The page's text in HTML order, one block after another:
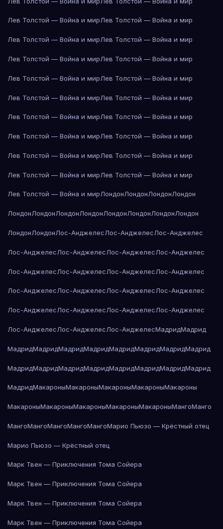
Лев Толстой — Война и мирЛев Толстой — Война и мир
Лев Толстой — Война и мирЛев Толстой — Война и мир
Лев Толстой — Война и мирЛев Толстой — Война и мир
Лев Толстой — Война и мирЛев Толстой — Война и мир
Лев Толстой — Война и мирЛев Толстой — Война и мир
Лев Толстой — Война и мирЛев Толстой — Война и мир
Лев Толстой — Война и мирЛев Толстой — Война и мир
Лев Толстой — Война и мирЛев Толстой — Война и мир
Лев Толстой — Война и мирЛев Толстой — Война и мир
Лев Толстой — Война и мирЛондонЛондонЛондонЛондон
ЛондонЛондонЛондонЛондонЛондонЛондонЛондонЛондон
ЛондонЛондонЛос-АнджелесЛос-АнджелесЛос-Анджелес
Лос-АнджелесЛос-АнджелесЛос-АнджелесЛос-Анджелес
Лос-АнджелесЛос-АнджелесЛос-АнджелесЛос-Анджелес
Лос-АнджелесЛос-АнджелесЛос-АнджелесЛос-Анджелес
Лос-АнджелесЛос-АнджелесЛос-АнджелесЛос-Анджелес
Лос-АнджелесЛос-АнджелесЛос-АнджелесМадридМадрид
МадридМадридМадридМадридМадридМадридМадридМадрид
МадридМадридМадридМадридМадридМадридМадридМадрид
МадридМакароныМакароныМакароныМакароныМакароны
МакароныМакароныМакароныМакароныМакароныМангоМанго
МангоМангоМангоМангоМангоМарио Пьюзо — Крёстный отец
Марио Пьюзо — Крёстный отец
Марк Твен — Приключения Тома Сойера
Марк Твен — Приключения Тома Сойера
Марк Твен — Приключения Тома Сойера
Марк Твен — Приключения Тома Сойера